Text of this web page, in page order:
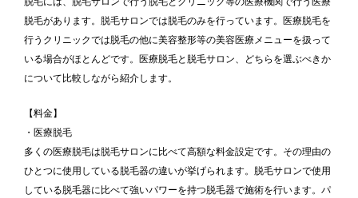
脱毛があります。脱毛サロンでは脱毛のみを行っています。医療脱毛を
行うクリニックでは脱毛の他に美容整形等の美容医療メニューを扱って
いる場合がほとんどです。医療脱毛と脱毛サロン、どちらを選ぶべきか
について比較しながら紹介します。
【料金】
・医療脱毛
多くの医療脱毛は脱毛サロンに比べて高額な料金設定です。その理由の
ひとつに使用している脱毛器の違いが挙げられます。脱毛サロンで使用
している脱毛器に比べて強いパワーを持つ脱毛器で施術を行います。パ